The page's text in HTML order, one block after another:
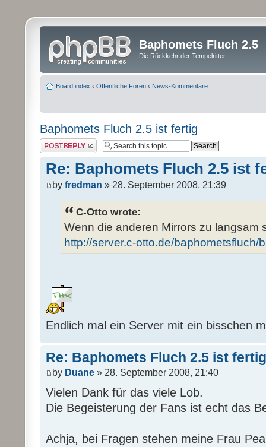
Baphomets Fluch 2.5
Die Rückkehr der Tempelritter
Board index ‹ Öffentliche Foren ‹ News-Kommentare
Baphomets Fluch 2.5 ist fertig
Post a reply
Re: Baphomets Fluch 2.5 ist
by fredman » 28. September 2008, 21:39
C-Otto wrote:
Wenn die anderen Mirrors zu langsam
http://server.c-otto.de/baphometsfluch/
Endlich mal ein Server mit ein bisschen
Re: Baphomets Fluch 2.5 ist fertig
by Duane » 28. September 2008, 21:40
Vielen Dank für das viele Lob.
Die Begeisterung der Fans ist echt das
Achja, bei Fragen stehen meine Frau